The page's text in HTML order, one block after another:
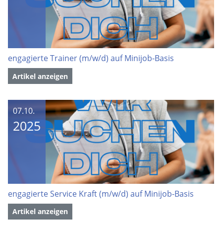
engagierte Trainer (m/w/d) auf Minijob-Basis
Artikel anzeigen
07.10.
2025
engagierte Service Kraft (m/w/d) auf Minijob-Basis
Artikel anzeigen